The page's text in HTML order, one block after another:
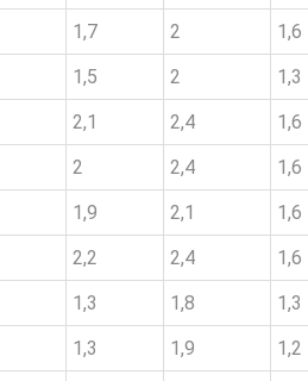
1,7 2
1,6
1,5 2 1,3
2,1 2,4
1,6
2 2,4 1,6
1,9 2,1
1,6
2,2 2,4 1,6
1,3 1,8
1,3
1,3 1,9 1,2